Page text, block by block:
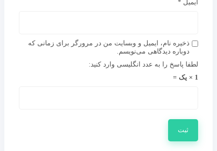
ایمیل *
ذخیره نام، ایمیل و وبسایت من در مرورگر برای زمانی که
دوباره دیدگاهی می‌نویسم.
لطفا پاسخ را به عدد انگلیسی وارد کنید:
1 × یک =